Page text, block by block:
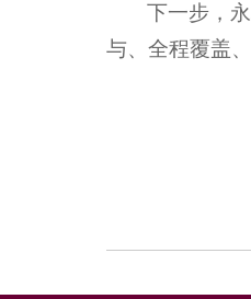
下一步，
与、全程覆盖